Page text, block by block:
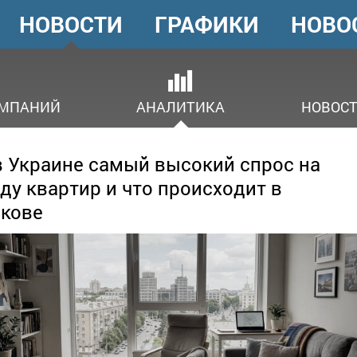
ГОЛОВНЕ
МЕНЮ
НОВОСТИ
АНАЛИТИКА
ГРАФИКИ
Украине самый высокий спрос на
квартир и что происходит в